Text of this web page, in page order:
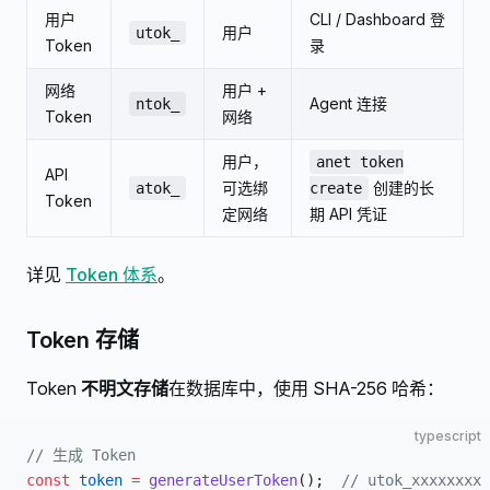
用户
Token
utok_ 用户
CLI / Dashboard 登
录
网络
Token
ntok_
用户 +
网络
Agent 连接
API
Token
atok_
用户，
可选绑
定网络
anet token
create
创建的长
期 API 凭证
详见 Token 体系。
Token 存储
Token 不明文存储在数据库中，使用 SHA-256 哈希：
typescript
// 生成 Token
const token = generateUserToken(); // utok_xxxxxxxx